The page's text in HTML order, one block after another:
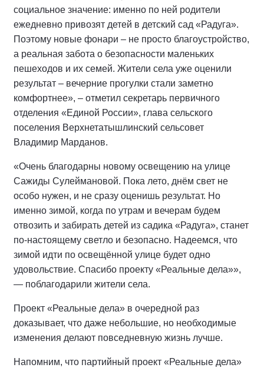
социальное значение: именно по ней родители
ежедневно привозят детей в детский сад «Радуга».
Поэтому новые фонари – не просто благоустройство,
а реальная забота о безопасности маленьких
пешеходов и их семей. Жители села уже оценили
результат – вечерние прогулки стали заметно
комфортнее», – отметил секретарь первичного
отделения «Единой России», глава сельского
поселения Верхнетатышлинский сельсовет
Владимир Марданов.
«Очень благодарны новому освещению на улице
Сажиды Сулеймановой. Пока лето, днём свет не
особо нужен, и не сразу оценишь результат. Но
именно зимой, когда по утрам и вечерам будем
отвозить и забирать детей из садика «Радуга», станет
по-настоящему светло и безопасно. Надеемся, что
зимой идти по освещённой улице будет одно
удовольствие. Спасибо проекту «Реальные дела»»,
— поблагодарили жители села.
Проект «Реальные дела» в очередной раз
доказывает, что даже небольшие, но необходимые
изменения делают повседневную жизнь лучше.
Напомним, что партийный проект «Реальные дела»